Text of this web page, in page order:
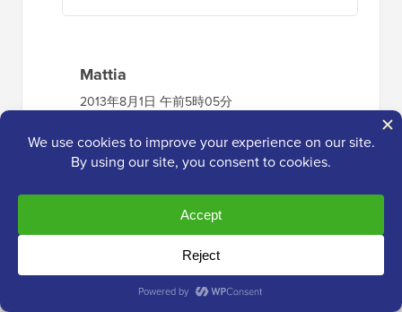
Mattia
2013年8月1日 午前5時05分
素晴らしいですが、「カテゴリ10」で